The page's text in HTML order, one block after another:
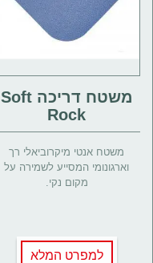
משטח דריכה Soft
Rock
משטח אנטי מיקרוביאלי רך
וארגונומי המסייע לשמירה על
מקום נקי.
למפרט המלא